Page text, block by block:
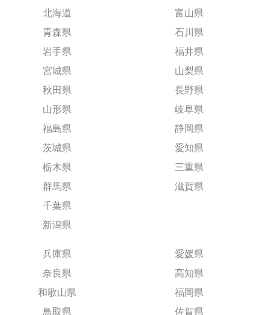
北海道
青森県
岩手県
宮城県
秋田県
山形県
福島県
茨城県
栃木県
群馬県
千葉県
新潟県
富山県
石川県
福井県
山梨県
長野県
岐阜県
静岡県
愛知県
三重県
滋賀県
兵庫県
奈良県
和歌山県
鳥取県
愛媛県
高知県
福岡県
佐賀県